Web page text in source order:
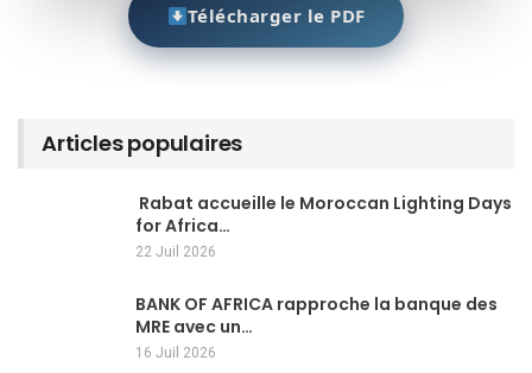
Télécharger le PDF
Articles populaires
Rabat accueille le Moroccan Lighting Days
for Africa…
22 Juil 2026
BANK OF AFRICA rapproche la banque des
MRE avec un…
16 Juil 2026